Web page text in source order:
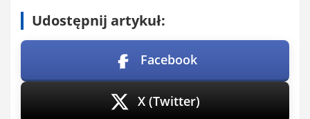
Udostępnij artykuł:
Facebook
X (Twitter)